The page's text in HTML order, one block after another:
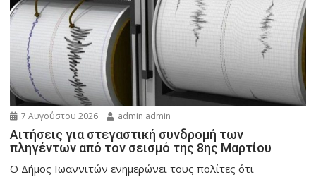
7 Αυγούστου 2026 admin admin
Αιτήσεις για στεγαστική συνδρομή των
πληγέντων από τον σεισμό της 8ης Μαρτίου
Ο Δήμος Ιωαννιτών ενημερώνει τους πολίτες ότι